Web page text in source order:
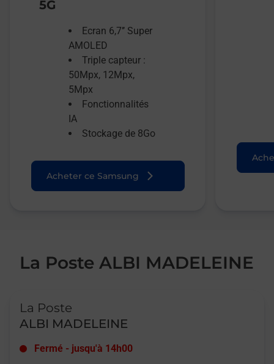
5G
Ecran 6,7’’ Super
AMOLED
Triple capteur :
50Mpx, 12Mpx,
5Mpx
Fonctionnalités
IA
Stockage de 8Go
Acheter ce Samsung
La Poste ALBI MADELEINE
La Poste
ALBI MADELEINE
Fermé - jusqu'à 14h00